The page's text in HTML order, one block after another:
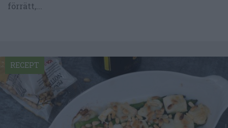
förrätt,...
RECEPT